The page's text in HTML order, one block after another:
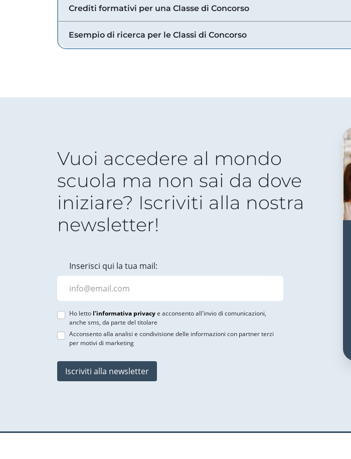
Crediti formativi per una Classe di Concorso
Esempio di ricerca per le Classi di Concorso
Vuoi accedere al mondo
scuola ma non sai da dove
iniziare? Iscriviti alla nostra
newsletter!
Inserisci qui la tua mail:
Ho letto l'informativa privacye acconsento all'invio di comunicazioni,
anche sms, da parte del titolare
Acconsento alla analisi e condivisione delle informazioni con partner terzi
per motivi di marketing
Iscriviti alla newsletter